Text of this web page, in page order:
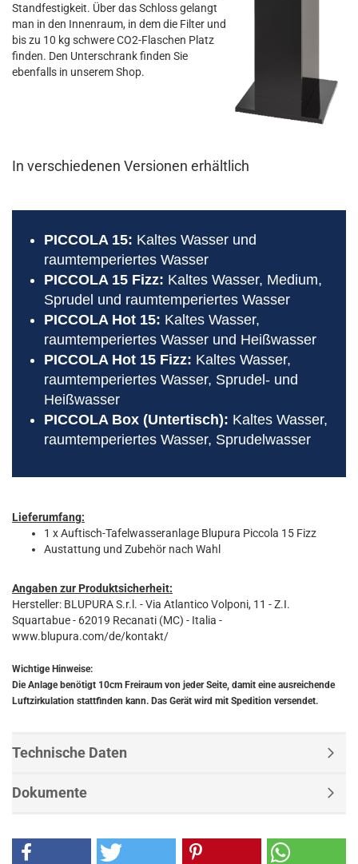
Standfestigkeit. Über das Schloss gelangt
man in den Innenraum, in dem die Filter und
bis zu 10 kg schwere CO2-Flaschen Platz
finden. Den Unterschrank finden Sie
ebenfalls in unserem Shop.
In verschiedenen Versionen erhältlich
PICCOLA 15: Kaltes Wasser und
raumtemperiertes Wasser
PICCOLA 15 Fizz: Kaltes Wasser, Medium,
Sprudel und raumtemperiertes Wasser
PICCOLA Hot 15: Kaltes Wasser,
raumtemperiertes Wasser und Heißwasser
PICCOLA Hot 15 Fizz: Kaltes Wasser,
raumtemperiertes Wasser, Sprudel- und
Heißwasser
PICCOLA Box (Untertisch): Kaltes Wasser,
raumtemperiertes Wasser, Sprudelwasser
Lieferumfang:
1 x Auftisch-Tafelwasseranlage Blupura Piccola 15 Fizz
Austattung und Zubehör nach Wahl
Angaben zur Produktsicherheit:
Hersteller: BLUPURA S.r.l. - Via Atlantico Volponi, 11 - Z.I.
Squartabue - 62019 Recanati (MC) - Italia -
www.blupura.com/de/kontakt/
Wichtige Hinweise:
Die Anlage benötigt 10cm Freiraum von jeder Seite, damit eine ausreichende
Luftzirkulation stattfinden kann. Das Gerät wird mit Spedition versendet.
Technische Daten
Dokumente